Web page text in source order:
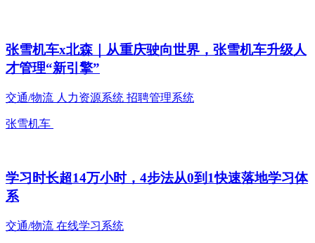
张雪机车x北森｜从重庆驶向世界，张雪机车升级人
才管理“新引擎”
交通/物流 人力资源系统 招聘管理系统
张雪机车
学习时长超14万小时，4步法从0到1快速落地学习体
系
交通/物流 在线学习系统